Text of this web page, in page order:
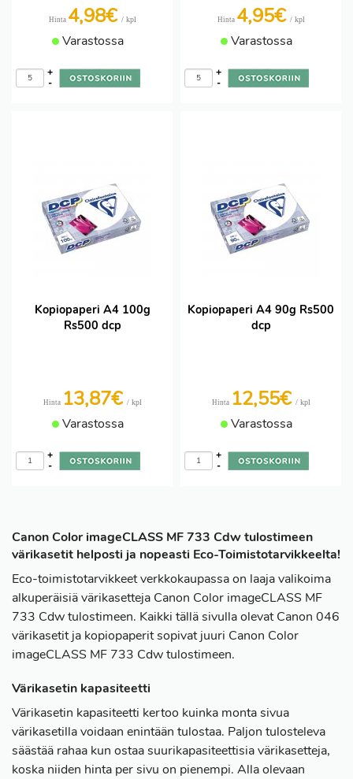
Hinta 4,98€ / kpl
Varastossa
-
+
Hinta 4,95€ / kpl
Varastossa
-
+
Kopiopaperi A4 100g
Rs500 dcp
Hinta 13,87€ / kpl
Varastossa
-
+
Kopiopaperi A4 90g Rs500
dcp
Hinta 12,55€ / kpl
Varastossa
-
+
Canon Color imageCLASS MF 733 Cdw tulostimeen
värikasetit helposti ja nopeasti Eco-Toimistotarvikkeelta!
Eco-toimistotarvikkeet verkkokaupassa on laaja valikoima
alkuperäisiä värikasetteja Canon Color imageCLASS MF
733 Cdw tulostimeen. Kaikki tällä sivulla olevat Canon 046
värikasetit ja kopiopaperit sopivat juuri Canon Color
imageCLASS MF 733 Cdw tulostimeen.
Värikasetin kapasiteetti
Värikasetin kapasiteetti kertoo kuinka monta sivua
värikasetilla voidaan enintään tulostaa. Paljon tulosteleva
säästää rahaa kun ostaa suurikapasiteettisia värikasetteja,
koska niiden hinta per sivu on pienempi. Alla olevaan